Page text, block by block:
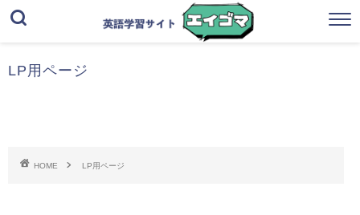
LP用ページ
HOME LP用ページ